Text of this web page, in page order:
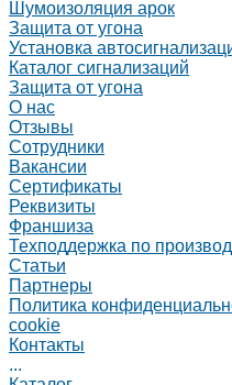
Шумоизоляция арок
Защита от угона
Установка
Каталог сигнализаций
Защита от угона
О нас
Отзывы
Сотрудники
Вакансии
Сертификаты
Реквизиты
Франшиза
Техподдержка по
Статьи
Партнеры
Политика
cookie
Контакты
...